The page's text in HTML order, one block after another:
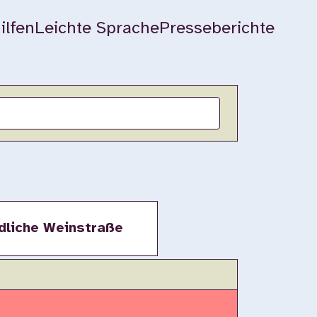
Leichte SprachePresseberichte
Weinstraße